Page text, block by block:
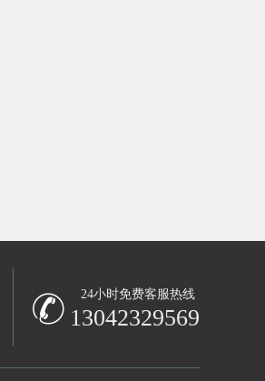
24小时免费客服热线
13042329569